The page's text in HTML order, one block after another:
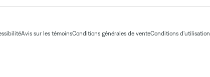
Avis sur les témoinsConditions générales de venteConditions d'utilisation